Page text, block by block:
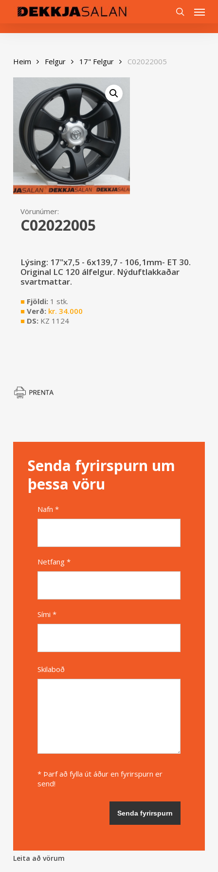
content
Menu
Heim Felgur 17" Felgur C02022005
Vörunúmer:
C02022005
Lýsing: 17"x7,5 - 6x139,7 - 106,1mm- ET 30.
Original LC 120 álfelgur. Nýduftlakkaðar
svartmattar.
■Fjöldi: 1 stk.
■Verð: kr. 34.000
■DS: KZ 1124
Senda fyrirspurn um
þessa vöru
Nafn *
Netfang *
Sími *
Skilaboð
* Þarf að fylla út áður en fyrirspurn er
send!
Leita að vörum